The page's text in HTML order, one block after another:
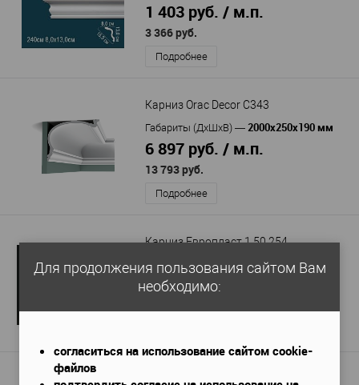
1 403 руб. / м.п.
3 366 руб.
Подробнее
Карниз Orac Decor C343
Габариты (ДхШхВ) — 2000x250x190 мм
6 897 руб. / м.п.
13 793 руб.
Подробнее
Карниз Европласт 1.50.254
Габариты (ДхШхВ)— 2000x93x130 мм
1 692 руб. / м.п.
Для продолжения пользования сайтом Вам
необходимо:
согласиться на использование сайтом cookie-
файлов